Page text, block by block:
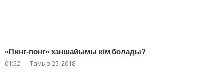
«Пинг-понг» ханшайымы кім болады?
01:52 Тамыз 26, 2018